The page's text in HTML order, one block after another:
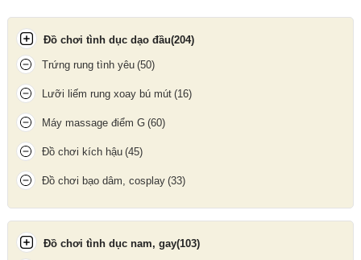
✅ Tạo cảm giác như tinh dịch thật – tăng hưng phấn và kích
thích tâm lý.
✅ Không bết dính, dễ rửa sạch với nước.
✅ Hỗ trợ trơn tru tối đa, giảm ma sát và đau rát trong quá trình
làm tình.
Đồ chơi tình dục dạo đầu(204)
Trứng rung tình yêu (50)
Lưỡi liếm rung xoay bú mút (16)
Máy massage điểm G (60)
Đồ chơi kích hậu (45)
Đồ chơi bạo dâm, cosplay (33)
Đồ chơi tình dục nam, gay(103)